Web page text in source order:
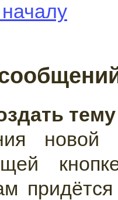
придётся